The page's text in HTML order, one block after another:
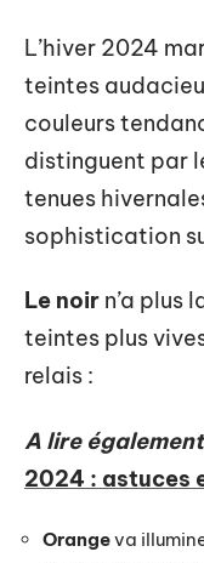
L’hiver 2024
teintes
couleurs
distinguent par
tenues
sophistication
Le noir n’a plus
teintes plus
relais :
A lire
2024 : astuces
Orangeva